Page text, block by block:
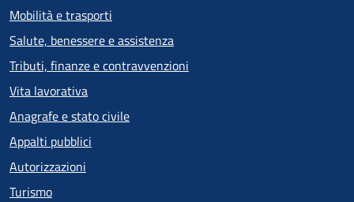
Mobilità e trasporti
Salute, benessere e assistenza
Tributi, finanze e contravvenzioni
Vita lavorativa
Anagrafe e stato civile
Appalti pubblici
Autorizzazioni
Turismo